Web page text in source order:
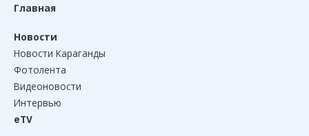
Главная
Новости
Новости Караганды
Фотолента
Видеоновости
Интервью
eTV